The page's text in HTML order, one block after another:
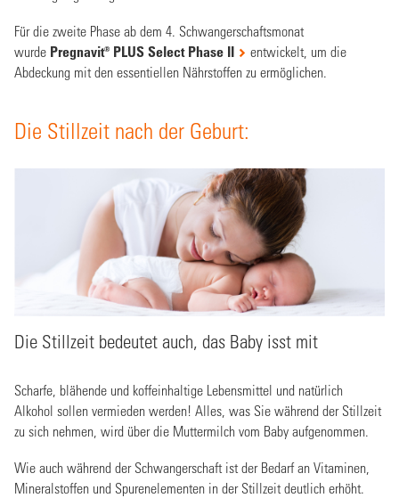
Für die zweite Phase ab dem 4. Schwangerschaftsmonat
wurde Pregnavit® PLUS Select Phase II
entwickelt, um die
Abdeckung mit den essentiellen Nährstoffen zu ermöglichen.
Die Stillzeit nach der Geburt:
Die Stillzeit bedeutet auch, das Baby isst mit
Scharfe, blähende und koffeinhaltige Lebensmittel und natürlich
Alkohol sollen vermieden werden! Alles, was Sie während der Stillzeit
zu sich nehmen, wird über die Muttermilch vom Baby aufgenommen.
Wie auch während der Schwangerschaft ist der Bedarf an Vitaminen,
Mineralstoffen und Spurenelementen in der Stillzeit deutlich erhöht.